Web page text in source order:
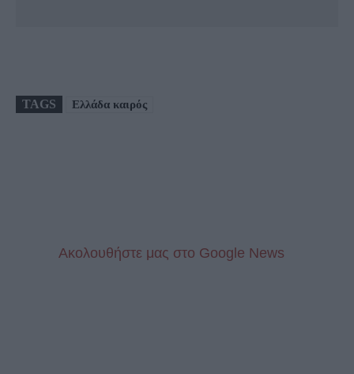
TAGS Ελλάδα καιρός
Aκολουθήστε μας στo Google News